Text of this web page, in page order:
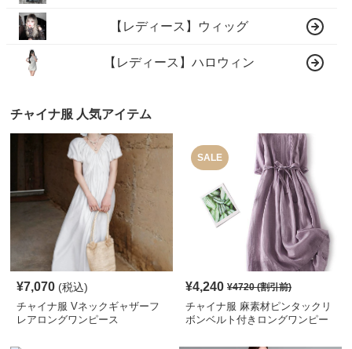
【レディース】ウィッグ
【レディース】ハロウィン
チャイナ服 人気アイテム
¥7,070 (税込)
チャイナ服 Vネックギャザーフ
レアロングワンピース
SALE
¥4,240 ¥4720(割引前)
チャイナ服 麻素材ピンタックリ
ボンベルト付きロングワンピー